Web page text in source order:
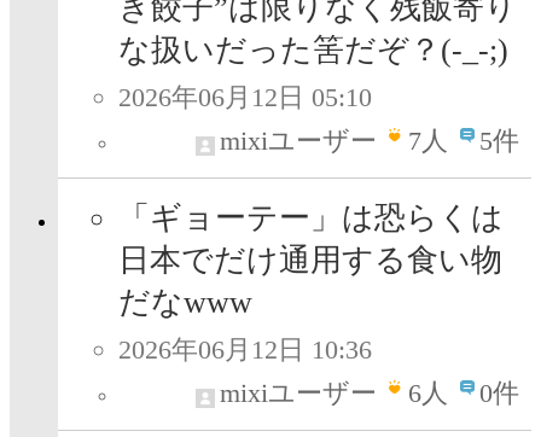
き餃子”は限りなく残飯寄り
な扱いだった筈だぞ？(-_-;)
2026年06月12日 05:10
mixiユーザー
7人 5件
「ギョーテー」は恐らくは
日本でだけ通用する食い物
だなwww
2026年06月12日 10:36
mixiユーザー
6人 0件